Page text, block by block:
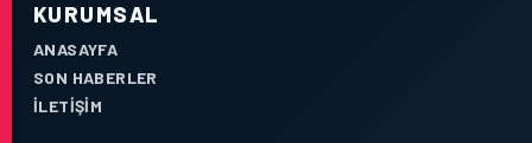
KURUMSAL
ANASAYFA
SON HABERLER
İLETIŞIM